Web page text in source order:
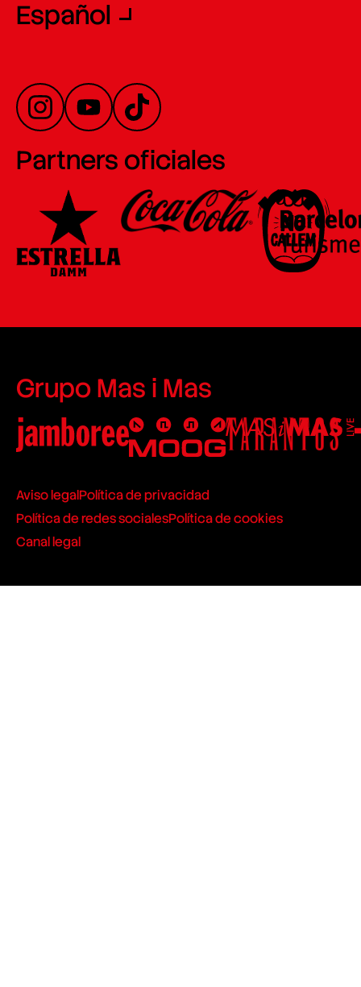
Español
Partners oficiales
Grupo Mas i Mas
Aviso legalPolítica de privacidad
Política de redes socialesPolítica de cookies
Canal legal